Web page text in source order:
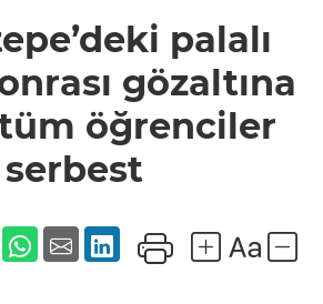
gözaltına
alınan tüm
serbest
palalı
gözaltına
öğrenciler
serbest